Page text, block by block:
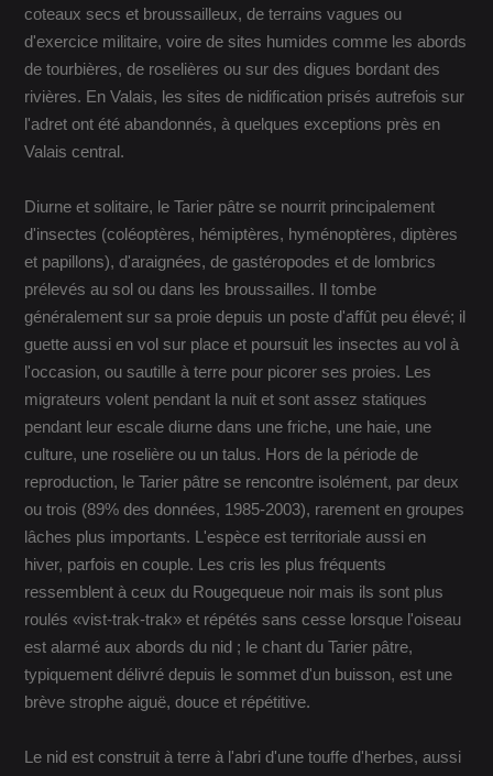
coteaux secs et broussailleux, de terrains vagues ou
d'exercice militaire, voire de sites humides comme les abords
de tourbières, de roselières ou sur des digues bordant des
rivières. En Valais, les sites de nidification prisés autrefois sur
l'adret ont été abandonnés, à quelques exceptions près en
Valais central.
Diurne et solitaire, le Tarier pâtre se nourrit principalement
d'insectes (coléoptères, hémiptères, hyménoptères, diptères
et papillons), d'araignées, de gastéropodes et de lombrics
prélevés au sol ou dans les broussailles. Il tombe
généralement sur sa proie depuis un poste d'affût peu élevé; il
guette aussi en vol sur place et poursuit les insectes au vol à
l'occasion, ou sautille à terre pour picorer ses proies. Les
migrateurs volent pendant la nuit et sont assez statiques
pendant leur escale diurne dans une friche, une haie, une
culture, une roselière ou un talus. Hors de la période de
reproduction, le Tarier pâtre se rencontre isolément, par deux
ou trois (89% des données, 1985-2003), rarement en groupes
lâches plus importants. L'espèce est territoriale aussi en
hiver, parfois en couple. Les cris les plus fréquents
ressemblent à ceux du Rougequeue noir mais ils sont plus
roulés «vist-trak-trak» et répétés sans cesse lorsque l'oiseau
est alarmé aux abords du nid ; le chant du Tarier pâtre,
typiquement délivré depuis le sommet d'un buisson, est une
brève strophe aiguë, douce et répétitive.
Le nid est construit à terre à l'abri d'une touffe d'herbes, aussi